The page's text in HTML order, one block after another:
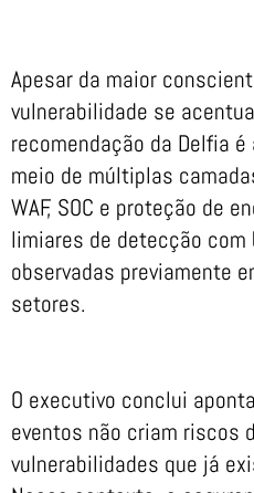
Apesar da maior
vulnerabilidade se
recomendação da Delfia
meio de múltiplas
WAF, SOC e proteção de
limiares de detecção com
observadas previamente
setores.
O executivo conclui
eventos não criam riscos
vulnerabilidades que já